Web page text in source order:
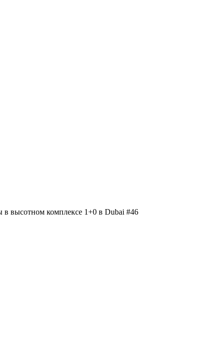
высотном комплексе 1+0 в Dubai #46